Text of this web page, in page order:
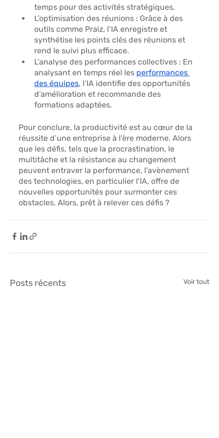
temps pour des activités stratégiques.
L’optimisation des réunions : Grâce à des
outils comme Praiz, l’IA enregistre et
synthétise les points clés des réunions et
rend le suivi plus efficace.
L’analyse des performances collectives : En
analysant en temps réel les performances
des équipes, l’IA identifie des opportunités
d’amélioration et recommande des
formations adaptées.
Pour conclure, la productivité est au cœur de la
réussite d’une entreprise à l’ère moderne. Alors
que les défis, tels que la procrastination, le
multitâche et la résistance au changement
peuvent entraver la performance, l’avènement
des technologies, en particulier l’IA, offre de
nouvelles opportunités pour surmonter ces
obstacles. Alors, prêt à relever ces défis ?
Posts récents Voir tout